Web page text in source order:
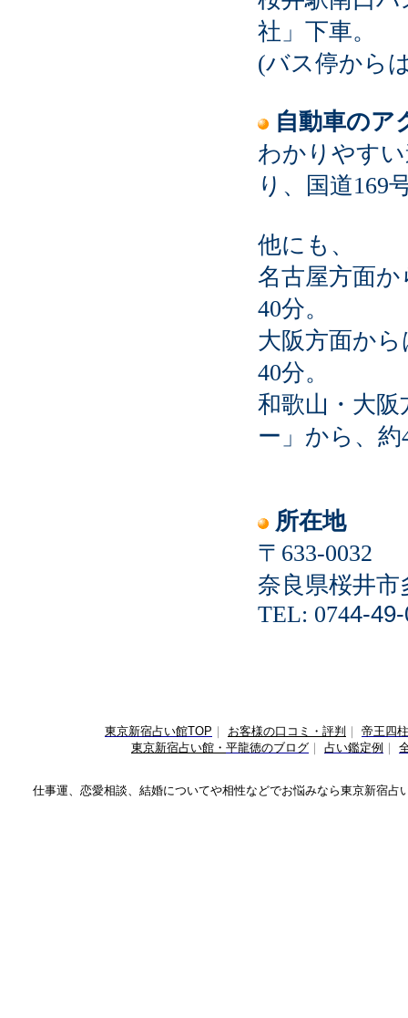
社」下車。
(バス停から
自動車のア
わかりやす
り、国道169
他にも、
名古屋方面
40分。
大阪方面か
40分。
和歌山・大
ー」から、約
所在地
〒633-0032
奈良県桜井市
TEL: 0744-
東京新宿占い館TOP ｜ お客様の口コミ・評判 ｜ 帝王四
東京新宿占い館・ 平龍徳のブログ ｜ 占い鑑定例 ｜
仕事運、恋愛相談、結婚についてや相性などでお悩みなら東京新宿占